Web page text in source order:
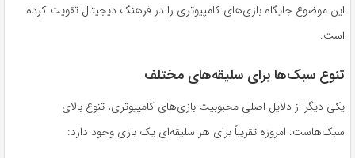
این موضوع جایگاه بازی‌های کامپیوتری را در فرهنگ دیجیتال تقویت کرده
است.
تنوع سبک‌ها برای سلیقه‌های مختلف
یکی دیگر از دلایل اصلی محبوبیت بازی‌های کامپیوتری، تنوع بالای
سبک‌هاست. امروزه تقریباً برای هر سلیقه‌ای یک بازی وجود دارد: